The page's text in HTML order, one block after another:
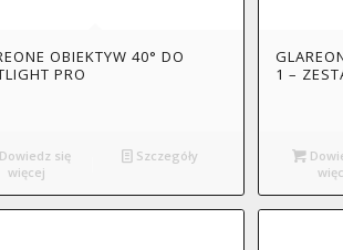
OBIEKTYW 40° DO
PRO
Dowiedz się
więcej
Szczegóły
1 –